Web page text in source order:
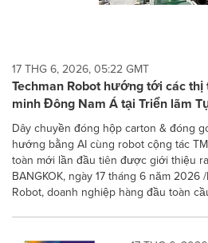
17 THG 6, 2026, 05:22 GMT
Techman Robot hướng tới các
minh Đông Nam Á tại Triển lãm
Dây chuyền đóng hộp carton & đóng
hướng bằng AI cùng robot cộng tác
toàn mới lần đầu tiên được giới thiệu
BANGKOK, ngày 17 tháng 6 năm 2026
Robot, doanh nghiệp hàng đầu toàn